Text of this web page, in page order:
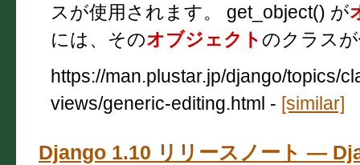
スが使用されます。 get_object() が
には、そのオブジェクト のクラス
https://man.plustar.jp/django/topics/
views/generic-editing.html - [similar]
Django 1.10 リリースノート —